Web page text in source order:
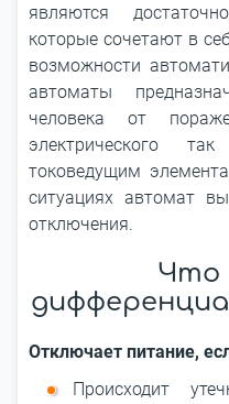
являются
которые сочетают в
возможности
автоматы
человека от
электрического
токоведущим
ситуациях автомат
отключения.
Что
Отключает питание,
Происходит